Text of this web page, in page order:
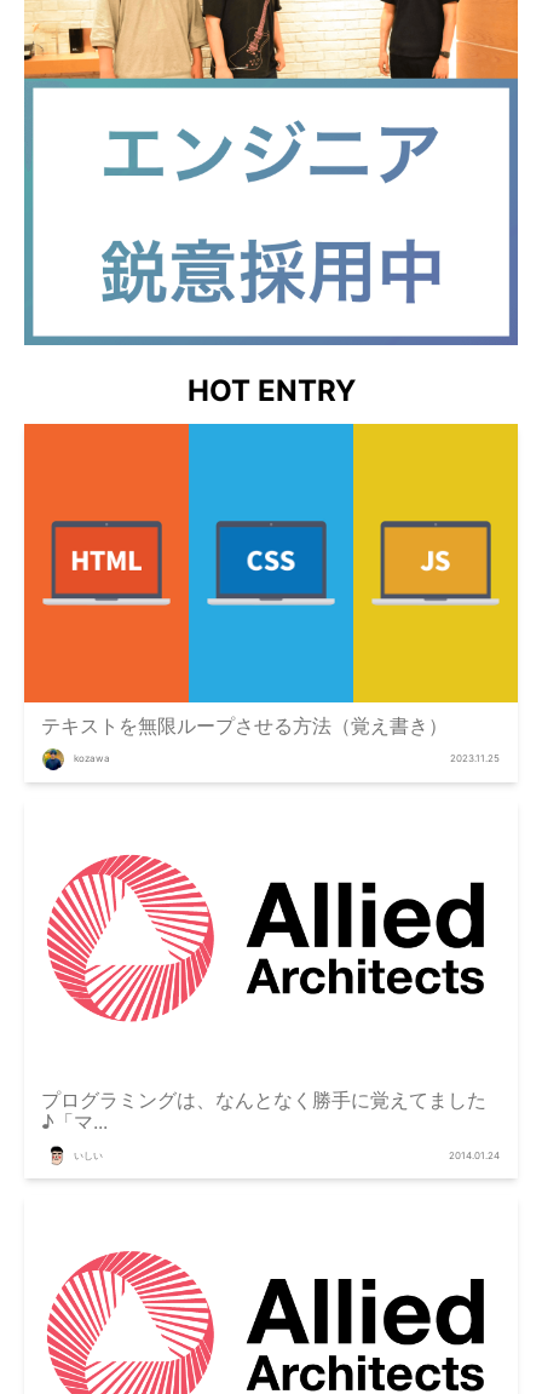
HOT ENTRY
テキストを無限ループさせる方法（覚え書き）
kozawa 2023.11.25
プログラミングは、なんとなく勝手に覚えてました
♪「マ...
いしい 2014.01.24